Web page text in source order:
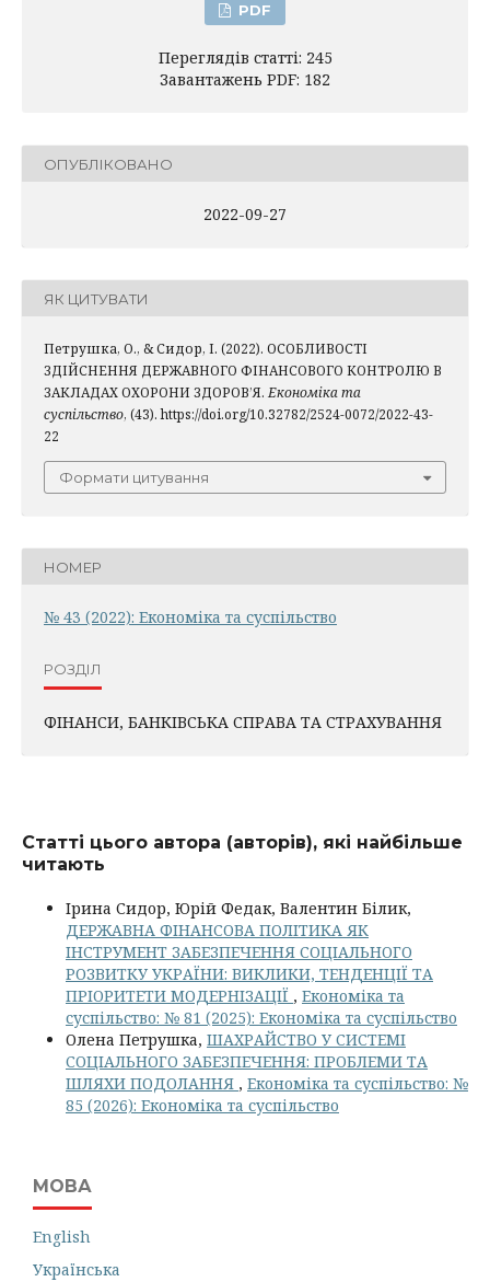
PDF
Переглядів статті: 245
Завантажень PDF: 182
ОПУБЛІКОВАНО
2022-09-27
ЯК ЦИТУВАТИ
Петрушка, О., & Сидор, І. (2022). ОСОБЛИВОСТІ
ЗДІЙСНЕННЯ ДЕРЖАВНОГО ФІНАНСОВОГО КОНТРОЛЮ В
ЗАКЛАДАХ ОХОРОНИ ЗДОРОВ’Я. Економіка та
суспільство, (43). https://doi.org/10.32782/2524-0072/2022-43-
22
Формати цитування
НОМЕР
№ 43 (2022): Економіка та суспільство
РОЗДІЛ
ФІНАНСИ, БАНКІВСЬКА СПРАВА ТА СТРАХУВАННЯ
Статті цього автора (авторів), які найбільше
читають
Ірина Сидор, Юрій Федак, Валентин Білик,
ДЕРЖАВНА ФІНАНСОВА ПОЛІТИКА ЯК
ІНСТРУМЕНТ ЗАБЕЗПЕЧЕННЯ СОЦІАЛЬНОГО
РОЗВИТКУ УКРАЇНИ: ВИКЛИКИ, ТЕНДЕНЦІЇ ТА
ПРІОРИТЕТИ МОДЕРНІЗАЦІЇ , Економіка та
суспільство: № 81 (2025): Економіка та суспільство
Олена Петрушка, ШАХРАЙСТВО У СИСТЕМІ
СОЦІАЛЬНОГО ЗАБЕЗПЕЧЕННЯ: ПРОБЛЕМИ ТА
ШЛЯХИ ПОДОЛАННЯ , Економіка та суспільство: №
85 (2026): Економіка та суспільство
МОВА
English
Українська